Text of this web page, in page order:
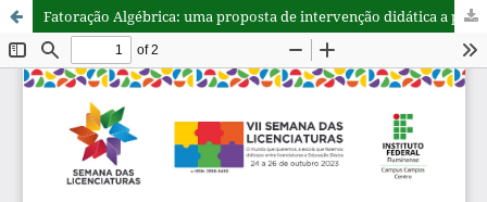
Fatoração Algébrica: uma proposta de intervenção didática a partir da investigação sobre as dificuldades de alunos do primeiro ano do Ensino Médio